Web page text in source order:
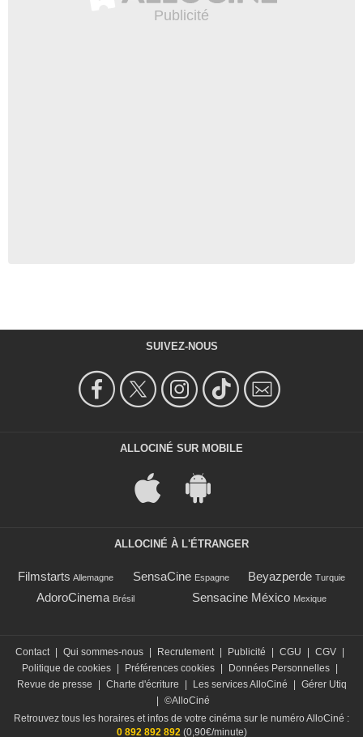
SUIVEZ-NOUS
ALLOCINÉ SUR MOBILE
ALLOCINÉ À L'ÉTRANGER
Filmstarts Allemagne SensaCine Espagne Beyazperde Turquie
AdoroCinema Brésil Sensacine México Mexique
Contact | Qui sommes-nous | Recrutement | Publicité | CGU | CGV |
Politique de cookies | Préférences cookies | Données Personnelles |
Revue de presse
| Charte d'écriture | Les services AlloCiné | Gérer Utiq
| ©AlloCiné
Retrouvez tous les horaires et infos de votre cinéma sur le numéro AlloCiné :
0 892 892 892 (0,90€/minute)